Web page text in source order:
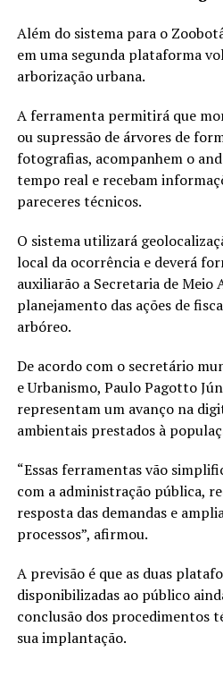
Além do sistema para o
em uma segunda plataforma
arborização urbana.
A ferramenta permitirá que
ou supressão de árvores de
fotografias, acompanhem o
tempo real e recebam
pareceres técnicos.
O sistema utilizará
local da ocorrência e deverá
auxiliarão a Secretaria de Meio
planejamento das ações de
arbóreo.
De acordo com o secretário
e Urbanismo, Paulo Pagotto
representam um avanço na
ambientais prestados à
“Essas ferramentas vão
com a administração pública,
resposta das demandas e
processos”, afirmou.
A previsão é que as duas
disponibilizadas ao público
conclusão dos procedimentos
sua implantação.